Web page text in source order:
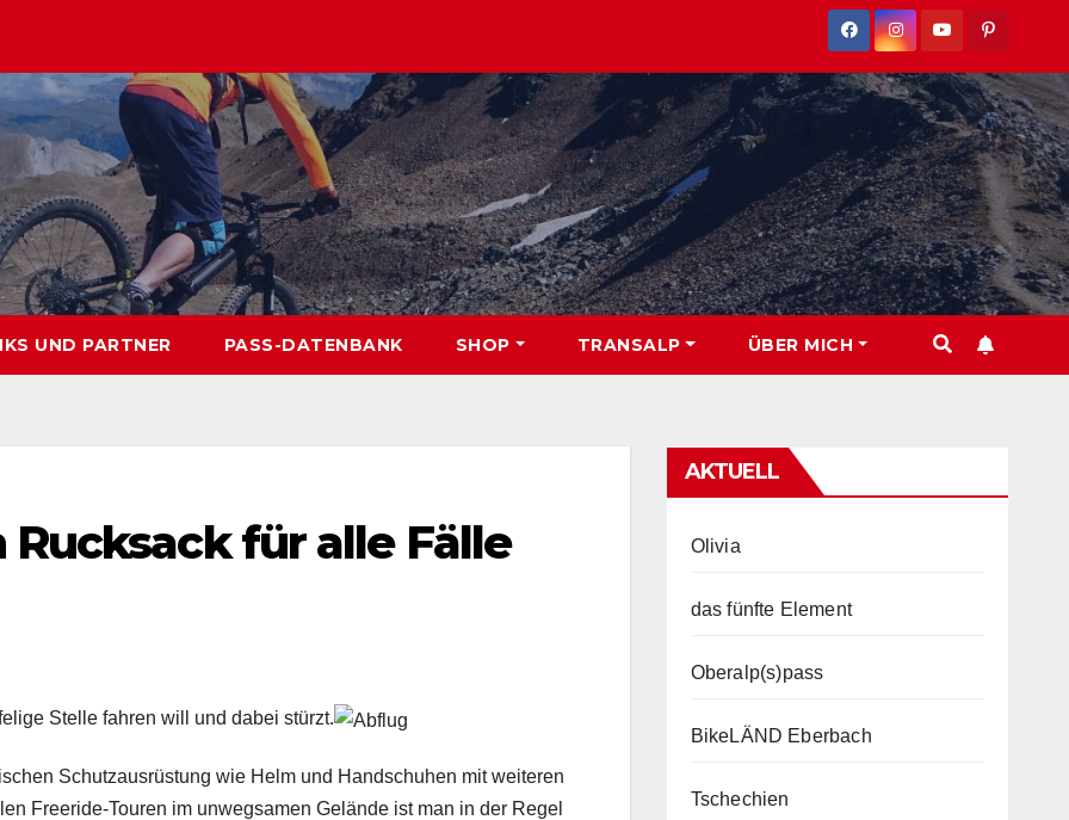
UND PARTNER PASS-DATENBANK SHOP TRANSALP ÜBER MICH
für alle Fälle
Stelle fahren will und dabei stürzt.
Schutzausrüstung wie Helm und Handschuhen mit weiteren
Freeride-Touren im unwegsamen Gelände ist man in der Regel
AKTUELL
Olivia
das fünfte Element
Oberalp(s)pass
BikeLÄND Eberbach
Tschechien